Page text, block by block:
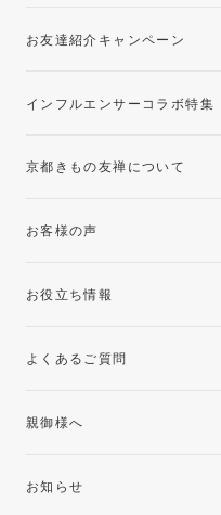
お友達紹介キャンペーン
インフルエンサーコラボ特集
京都きもの友禅について
お客様の声
お役立ち情報
よくあるご質問
親御様へ
お知らせ